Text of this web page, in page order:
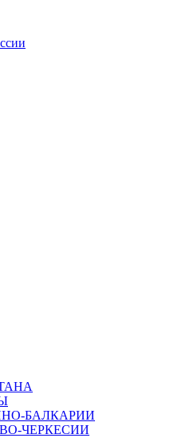
БАЛКАРИИ
ЧЕРКЕСИИ